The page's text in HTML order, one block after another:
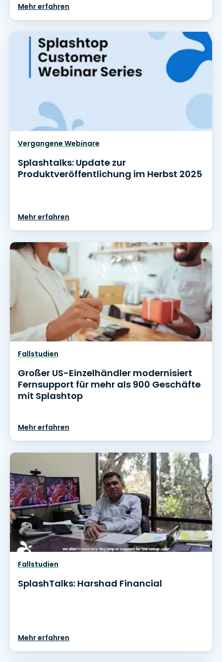
Mehr erfahren
Vergangene Webinare
Splashtalks: Update zur
Produktveröffentlichung im Herbst 2025
Mehr erfahren
Fallstudien
Großer US-Einzelhändler modernisiert
Fernsupport für mehr als 900 Geschäfte
mit Splashtop
Mehr erfahren
Fallstudien
SplashTalks: Harshad Financial
Mehr erfahren